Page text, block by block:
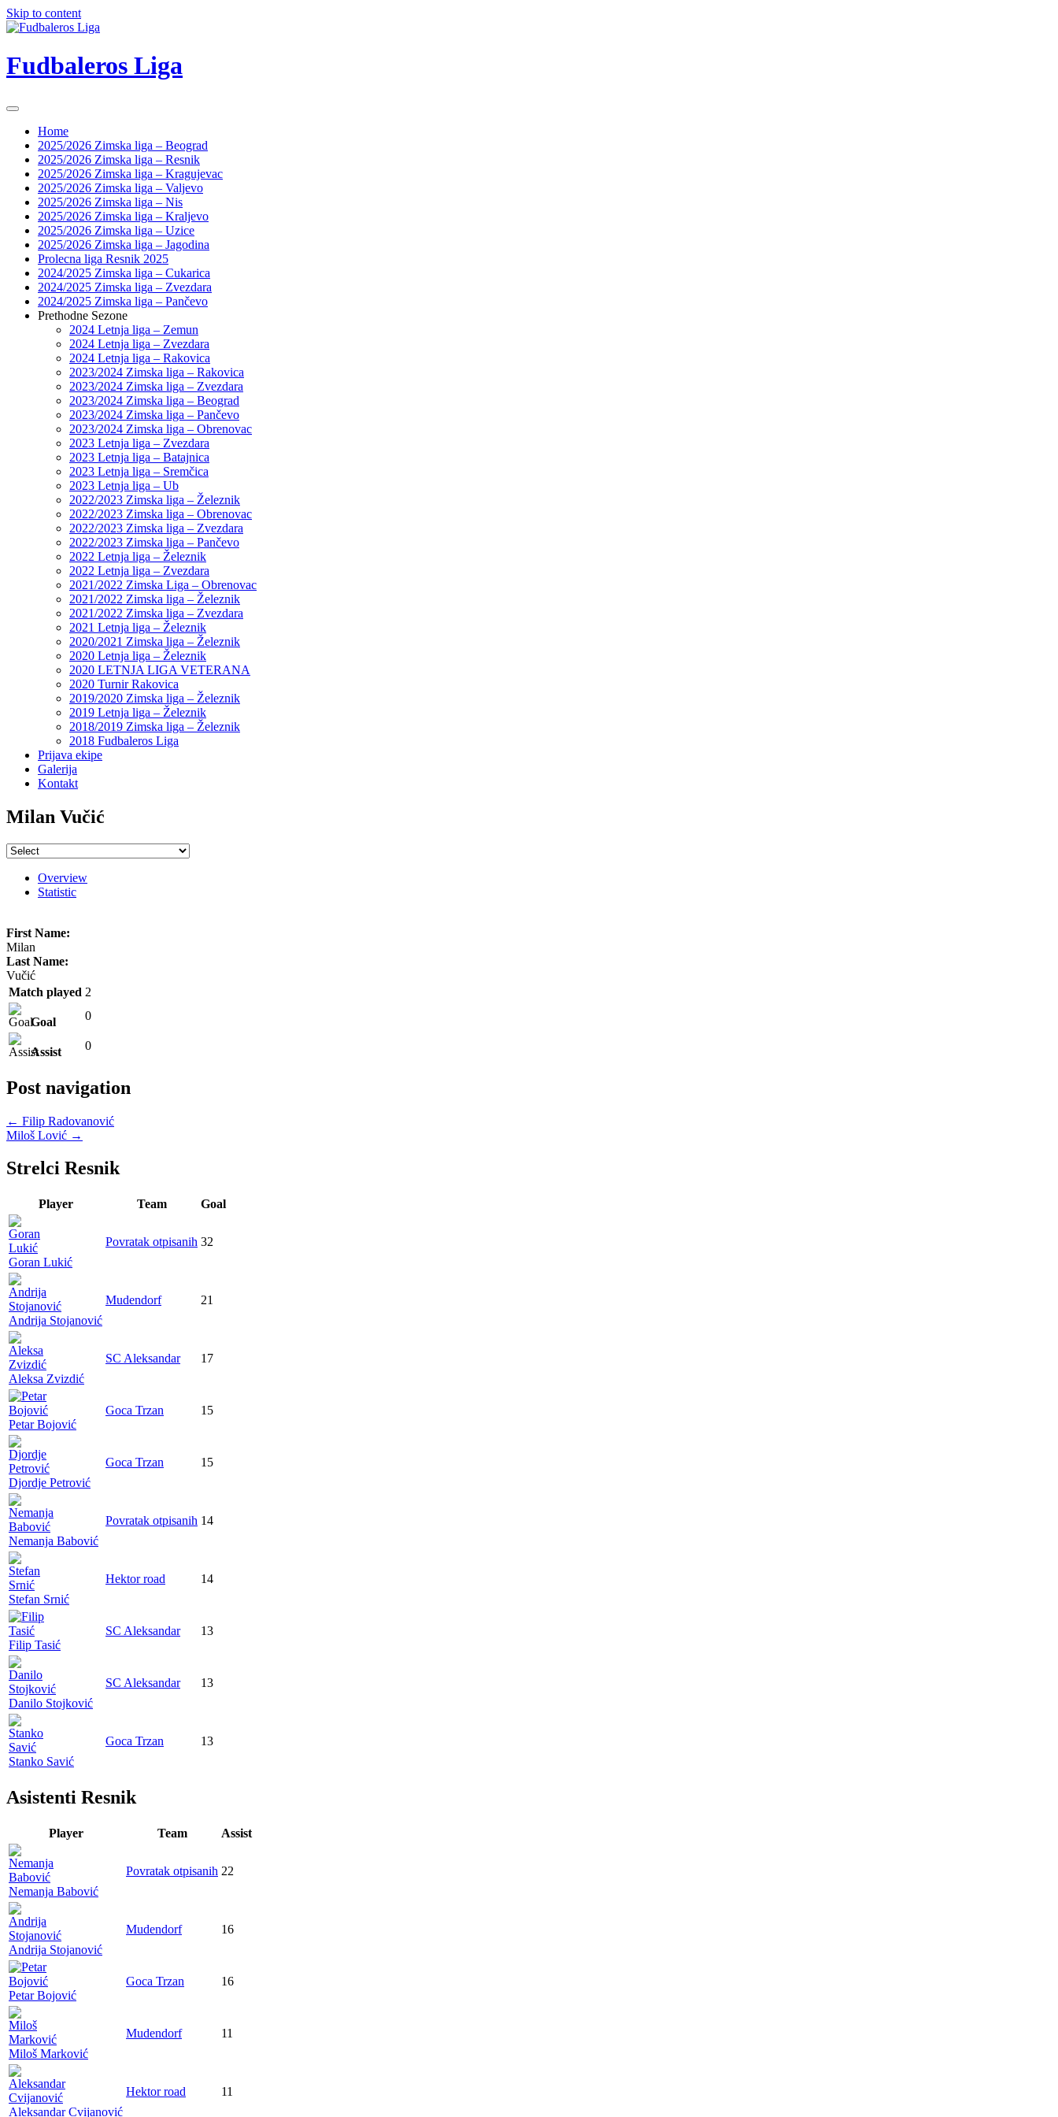
Skip to content
Fudbaleros Liga
Home
2025/2026 Zimska liga – Beograd
2025/2026 Zimska liga – Resnik
2025/2026 Zimska liga – Kragujevac
2025/2026 Zimska liga – Valjevo
2025/2026 Zimska liga – Nis
2025/2026 Zimska liga – Kraljevo
2025/2026 Zimska liga – Uzice
2025/2026 Zimska liga – Jagodina
Prolecna liga Resnik 2025
2024/2025 Zimska liga – Cukarica
2024/2025 Zimska liga – Zvezdara
2024/2025 Zimska liga – Pančevo
Prethodne Sezone
2024 Letnja liga – Zemun
2024 Letnja liga – Zvezdara
2024 Letnja liga – Rakovica
2023/2024 Zimska liga – Rakovica
2023/2024 Zimska liga – Zvezdara
2023/2024 Zimska liga – Beograd
2023/2024 Zimska liga – Pančevo
2023/2024 Zimska liga – Obrenovac
2023 Letnja liga – Zvezdara
2023 Letnja liga – Batajnica
2023 Letnja liga – Sremčica
2023 Letnja liga – Ub
2022/2023 Zimska liga – Železnik
2022/2023 Zimska liga – Obrenovac
2022/2023 Zimska liga – Zvezdara
2022/2023 Zimska liga – Pančevo
2022 Letnja liga – Železnik
2022 Letnja liga – Zvezdara
2021/2022 Zimska Liga – Obrenovac
2021/2022 Zimska liga – Železnik
2021/2022 Zimska liga – Zvezdara
2021 Letnja liga – Železnik
2020/2021 Zimska liga – Železnik
2020 Letnja liga – Železnik
2020 LETNJA LIGA VETERANA
2020 Turnir Rakovica
2019/2020 Zimska liga – Železnik
2019 Letnja liga – Železnik
2018/2019 Zimska liga – Železnik
2018 Fudbaleros Liga
Prijava ekipe
Galerija
Kontakt
Milan Vučić
Overview
Statistic
First Name:
Milan
Last Name:
Vučić
Match played 2
Goal 0
Assist 0
Post navigation
← Filip Radovanović
Miloš Lović →
Strelci Resnik
Player Team Goal
Goran Lukić
Povratak otpisanih 32
Andrija Stojanović
Mudendorf 21
Aleksa Zvizdić
SC Aleksandar 17
Petar Bojović
Goca Trzan 15
Djordje Petrović
Goca Trzan 15
Nemanja Babović
Povratak otpisanih 14
Stefan Srnić
Hektor road 14
Filip Tasić
SC Aleksandar 13
Danilo Stojković
SC Aleksandar 13
Stanko Savić
Goca Trzan 13
Asistenti Resnik
Player Team Assist
Nemanja Babović
Povratak otpisanih 22
Andrija Stojanović
Mudendorf 16
Petar Bojović
Goca Trzan 16
Miloš Marković
Mudendorf 11
Aleksandar Cvijanović
Hektor road 11